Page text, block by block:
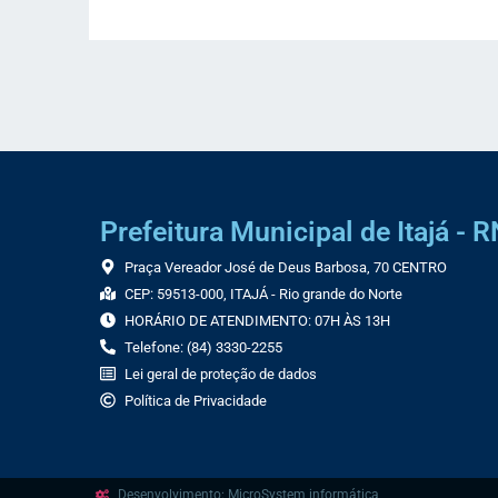
Prefeitura Municipal de Itajá -
Praça Vereador José de Deus Barbosa, 70 CENTRO
CEP: 59513-000, ITAJÁ - Rio grande do Norte
HORÁRIO DE ATENDIMENTO: 07H ÀS 13H
Telefone: (84) 3330-2255
Lei geral de proteção de dados
Política de Privacidade
Desenvolvimento: MicroSystem informática